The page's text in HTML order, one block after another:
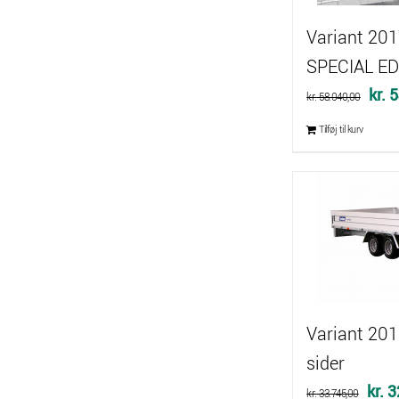
Variant
SPECIAL
kr.58.040,00
Den
kr.
kr.
Tilføj til kurv
Variant
sider
kr.33.745,00
Den
kr.